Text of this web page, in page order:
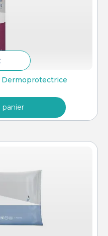
Dermoprotectrice
panier